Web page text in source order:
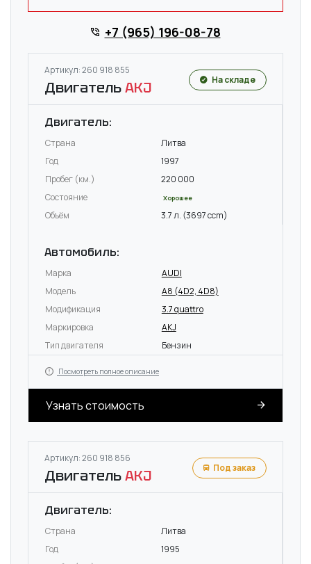
+7 (965) 196-08-78
Артикул: 260 918 855
ДвигательAKJ На складе
Двигатель:
Страна
Литва
Год
1997
Пробег (км.)
220 000
Состояние
Хорошее
Объём 3.7 л. (3697 ccm)
Автомобиль:
Марка
AUDI
Модель
A8 (4D2, 4D8)
Модификация
3.7 quattro
Маркировка
AKJ
Тип двигателя
Бензин
Посмотреть полное описание
Узнать стоимость
Артикул: 260 918 856
ДвигательAKJ Под заказ
Двигатель:
Страна
Литва
Год
1995